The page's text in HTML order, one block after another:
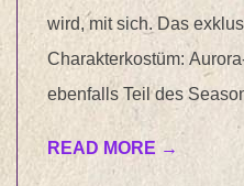
wird, mit sich. Das
Charakterkostüm:
ebenfalls Teil des
READ MORE →